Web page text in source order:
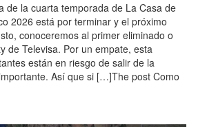
de la cuarta temporada de La Casa de
2026 está por terminar y el próximo
conoceremos al primer eliminado o
de Televisa. Por un empate, esta
están en riesgo de salir de la
Así que si […]The post Como